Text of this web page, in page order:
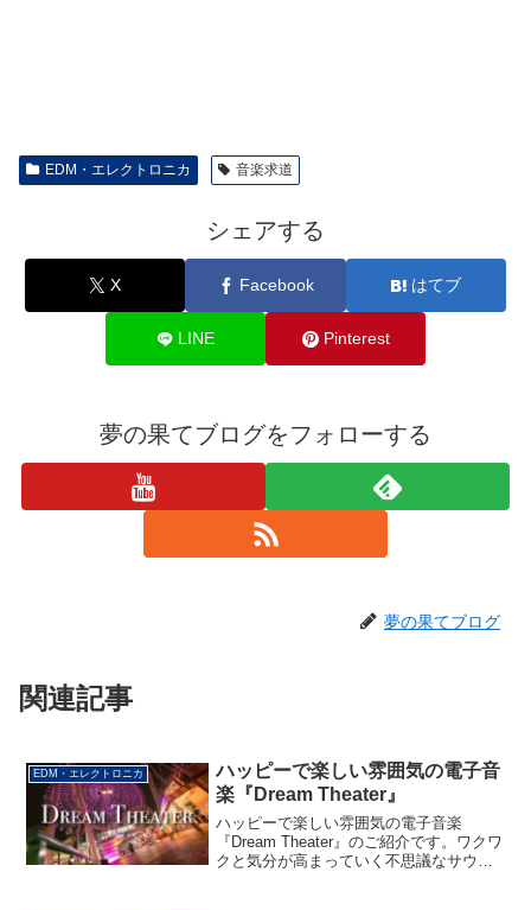
EDM・エレクトロニカ 音楽求道
シェアする
X Facebook はてブ
LINE Pinterest
夢の果てブログをフォローする
夢の果てブログ
関連記事
EDM・エレクトロニカ
ハッピーで楽しい雰囲気の電子音
楽『Dream Theater』
ハッピーで楽しい雰囲気の電子音楽
『Dream Theater』のご紹介です。ワクワ
クと気分が高まっていく不思議なサウン